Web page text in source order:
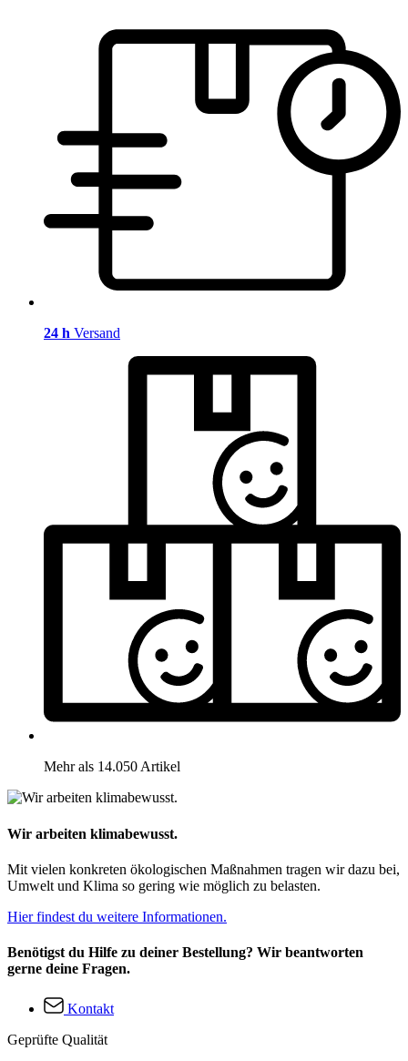
24 h Versand
Mehr als 14.050 Artikel
Wir arbeiten klimabewusst.
Mit vielen konkreten ökologischen Maßnahmen tragen wir dazu bei,
Umwelt und Klima so gering wie möglich zu belasten.
Hier findest du weitere Informationen.
Benötigst du Hilfe zu deiner Bestellung? Wir beantworten
gerne deine Fragen.
Kontakt
Geprüfte Qualität